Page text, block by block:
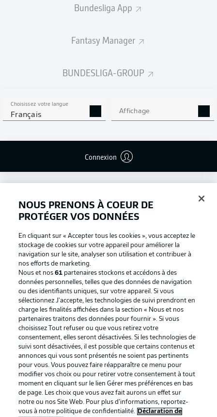
Bundesliga App
Fantasy Manager
BUNDESLIGA-GROUP
Choisissez votre langue
Français Affichage
Connexion
Football as it's meant to be
BUNDESLIGA APP
Proposé par
NOUS PRENONS À COEUR DE
PROTÉGER VOS DONNÉES
En cliquant sur « Accepter tous les cookies », vous acceptez le
stockage de cookies sur votre appareil pour améliorer la
navigation sur le site, analyser son utilisation et contribuer à
nos efforts de marketing.
Nous et nos61 partenaires stockons et accédons à des
données personnelles, telles que des données de navigation
ou des identifiants uniques, sur votre appareil. Si vous
sélectionnez J'accepte, les technologies de suivi prendront en
charge les finalités affichées dans la section « Nous et nos
partenaires traitons des données pour fournir ». Si vous
choisissez Tout refuser ou que vous retirez votre
consentement, elles seront désactivées. Si les technologies de
suivi sont désactivées, il est possible que certains contenus et
annonces qui vous sont présentés ne soient pas pertinents
pour vous. Vous pouvez faire réapparaître ce menu pour
modifier vos choix ou pour retirer votre consentement à tout
moment en cliquant sur le lien Gérer mes préférences en bas
de page. Les choix que vous avez fait aurons un effet sur
notre ou nos Site Web. Pour plus d’informations, reportez-
vous à notre politique de confidentialité.
Déclaration de